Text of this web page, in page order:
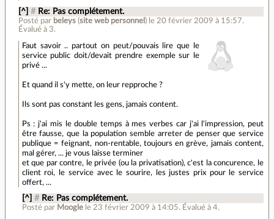
[^] # Re: Pas complétement.
Posté par beleys(site web personnel ) le 20 février 2009 à 15:57.
Évalué à 3.
Faut savoir .. partout on peut/pouvais lire que le
service public doit/devait prendre exemple sur le
privé ...
Et quand il s'y mette, on leur repproche ?
Ils sont pas constant les gens, jamais content.
Ps : j'ai mis le double temps à mes verbes car j'ai l'impression, peut
être fausse, que la population semble arreter de penser que service
publique = feignant, non-rentable, toujours en grève, jamais content,
mal gérer, ... je vous laisse terminer
et que par contre, le privée (ou la privatisation), c'est la concurence, le
client roi, le service avec le sourire, les justes prix pour le service
offert, ...
[^] # Re: Pas complétement.
Posté par Moogle le 23 février 2009 à 14:05. Évalué à4.